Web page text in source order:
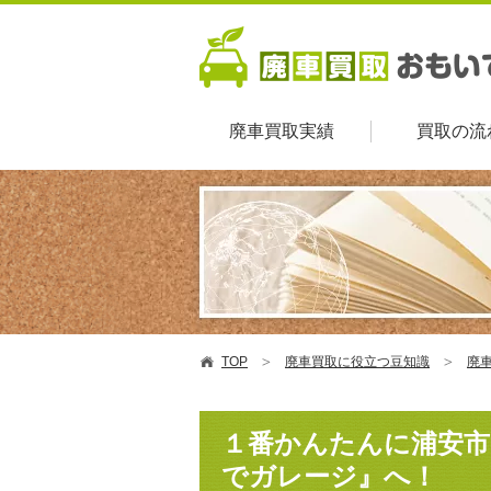
廃車買取実績 買取の流
TOP 廃車買取に役立つ豆知識 廃
１番かんたんに浦安
でガレージ』へ！